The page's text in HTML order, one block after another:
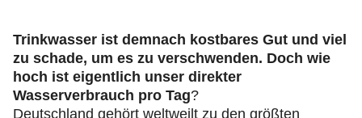
Trinkwasser ist demnach kostbares Gut und viel
zu schade, um es zu verschwenden. Doch wie
hoch ist eigentlich unser direkter
Wasserverbrauch pro Tag?
Deutschland gehört weltweilt zu den größten